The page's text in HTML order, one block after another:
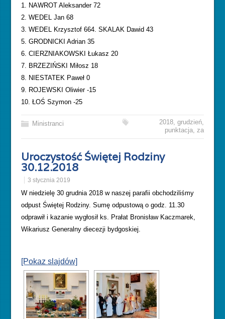
1. NAWROT Aleksander 72
2. WEDEL Jan 68
3. WEDEL Krzysztof 664. SKALAK Dawid 43
5. GRODNICKI Adrian 35
6. CIERZNIAKOWSKI Łukasz 20
7. BRZEZIŃSKI Miłosz 18
8. NIESTATEK Paweł 0
9. ROJEWSKI Oliwier -15
10. ŁOŚ Szymon -25
Ministranci 2018, grudzień,
punktacja, za
Uroczystość Świętej Rodziny
30.12.2018
3 stycznia 2019
W niedzielę 30 grudnia 2018 w naszej parafii obchodziliśmy
odpust Świętej Rodziny. Sumę odpustową o godz. 11.30
odprawił i kazanie wygłosił ks. Prałat Bronisław Kaczmarek,
Wikariusz Generalny diecezji bydgoskiej.
[Pokaz slajdów]